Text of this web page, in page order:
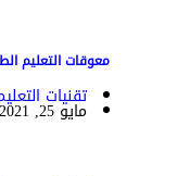
معوقات التعليم
تقنيات
مايو 25, 2021